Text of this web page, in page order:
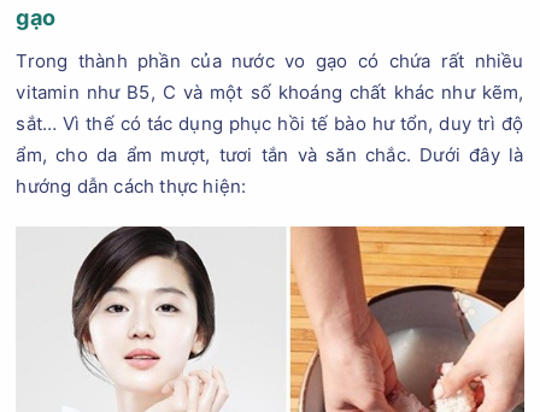
gạo
Trong thành phần của nước vo gạo có chứa rất nhiều
vitamin như B5, C và một số khoáng chất khác như kẽm,
sắt… Vì thế có tác dụng phục hồi tế bào hư tổn, duy trì độ
ẩm, cho da ẩm mượt, tươi tắn và săn chắc. Dưới đây là
hướng dẫn cách thực hiện: